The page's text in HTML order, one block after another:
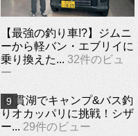
【最強の釣り車!?】ジムニ
ーから軽バン・エブリイに
乗り換えた... 32件のビュ
ー
田貫湖でキャンプ&バス釣
りオカッパリに挑戦！シザ
ー... 29件のビュー